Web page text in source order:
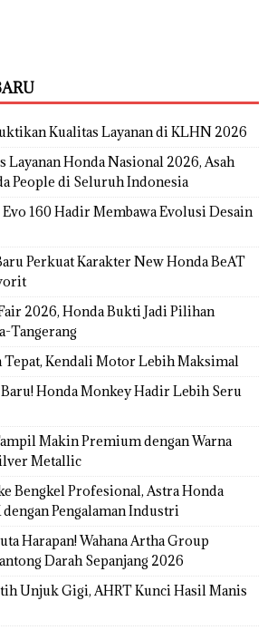
Kualitas Layanan di KLHN 2026
Layanan Honda Nasional 2026, Asah
People di Seluruh Indonesia
160 Hadir Membawa Evolusi Desain
Perkuat Karakter New Honda BeAT
2026, Honda Bukti Jadi Pilihan
Tangerang
Tepat, Kendali Motor Lebih Maksimal
Baru! Honda Monkey Hadir Lebih Seru
Makin Premium dengan Warna
Metallic
Bengkel Profesional, Astra Honda
Pengalaman Industri
Harapan! Wahana Artha Group
Darah Sepanjang 2026
Unjuk Gigi, AHRT Kunci Hasil Manis